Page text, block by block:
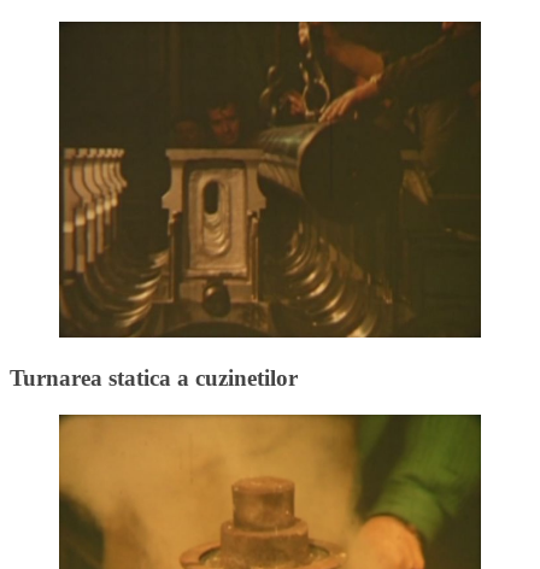
Turnarea statica a cuzinetilor